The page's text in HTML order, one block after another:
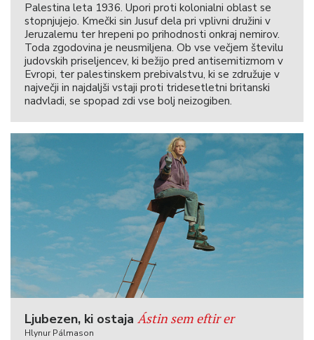
Palestina leta 1936. Upori proti kolonialni oblast se
stopnjujejo. Kmečki sin Jusuf dela pri vplivni družini v
Jeruzalemu ter hrepeni po prihodnosti onkraj nemirov.
Toda zgodovina je neusmiljena. Ob vse večjem številu
judovskih priseljencev, ki bežijo pred antisemitizmom v
Evropi, ter palestinskem prebivalstvu, ki se združuje v
največji in najdaljši vstaji proti tridesetletni britanski
nadvladi, se spopad zdi vse bolj neizogiben.
Ljubezen, ki ostaja Ástin sem eftir er
Hlynur Pálmason